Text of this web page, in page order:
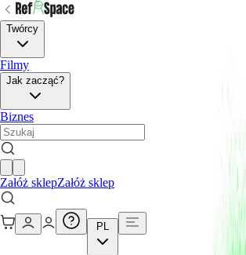
Twórcy
Filmy
Jak zacząć?
Biznes
Załóż sklepZałóż sklep
PL